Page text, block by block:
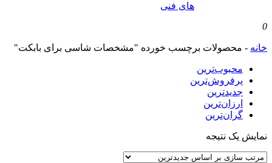
های فنی
0
خانه - محصولات برچسب خورده "مشخصات شاسی برای بابکت"
محبوب‌ترین
پرفروش‌ترین
جدیدترین
ارزان‌ترین
گران‌ترین
نمایش یک نتیجه